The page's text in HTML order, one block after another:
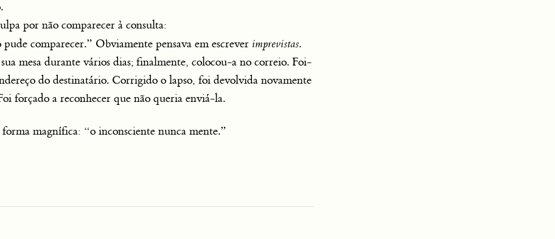
por não comparecer à consulta:
pude comparecer.” Obviamente pensava em escrever imprevistas.
mesa durante vários dias; finalmente, colocou-a no correio. Foi-
do destinatário. Corrigido o lapso, foi devolvida novamente
forçado a reconhecer que não queria enviá-la.
forma magnífica: “o inconsciente nunca mente.”